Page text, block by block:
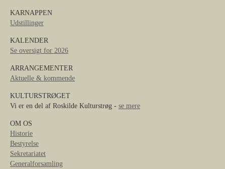
KARNAPPEN
Udstillinger
KALENDER
Se oversigt for 2026
ARRANGEMENTER
Aktuelle & kommende
KULTURSTRØGET
Vi er en del af Roskilde Kulturstrøg - se mere
OM OS
Historie
Bestyrelse
Sekretariatet
Generalforsamling